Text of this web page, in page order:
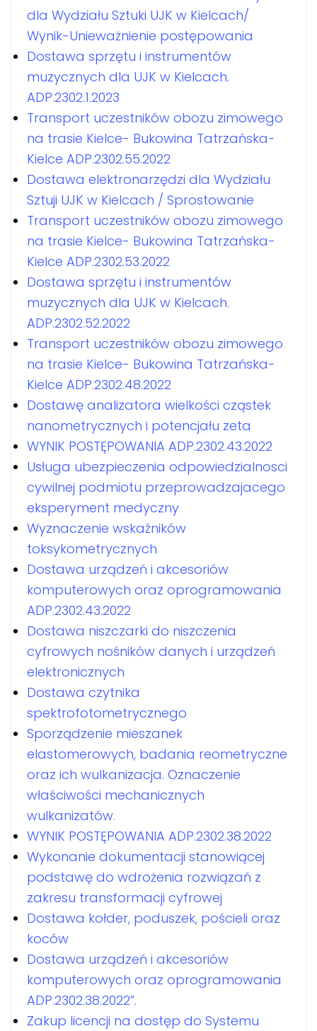
dla Wydziału Sztuki UJK w Kielcach/
Wynik-Unieważnienie postępowania
Dostawa sprzętu i instrumentów
muzycznych dla UJK w Kielcach.
ADP.2302.1.2023
Transport uczestników obozu zimowego
na trasie Kielce- Bukowina Tatrzańska-
Kielce ADP.2302.55.2022
Dostawa elektronarzędzi dla Wydziału
Sztuji UJK w Kielcach / Sprostowanie
Transport uczestników obozu zimowego
na trasie Kielce- Bukowina Tatrzańska-
Kielce ADP.2302.53.2022
Dostawa sprzętu i instrumentów
muzycznych dla UJK w Kielcach.
ADP.2302.52.2022
Transport uczestników obozu zimowego
na trasie Kielce- Bukowina Tatrzańska-
Kielce ADP.2302.48.2022
Dostawę analizatora wielkości cząstek
nanometrycznych i potencjału zeta
WYNIK POSTĘPOWANIA ADP.2302.43.2022
Usługa ubezpieczenia odpowiedzialnosci
cywilnej podmiotu przeprowadzajacego
eksperyment medyczny
Wyznaczenie wskaźników
toksykometrycznych
Dostawa urządzeń i akcesoriów
komputerowych oraz oprogramowania
ADP.2302.43.2022
Dostawa niszczarki do niszczenia
cyfrowych nośników danych i urządzeń
elektronicznych
Dostawa czytnika
spektrofotometrycznego
Sporządzenie mieszanek
elastomerowych, badania reometryczne
oraz ich wulkanizacja. Oznaczenie
właściwości mechanicznych
wulkanizatów.
WYNIK POSTĘPOWANIA ADP.2302.38.2022
Wykonanie dokumentacji stanowiącej
podstawę do wdrożenia rozwiązań z
zakresu transformacji cyfrowej
Dostawa kołder, poduszek, pościeli oraz
koców
Dostawa urządzeń i akcesoriów
komputerowych oraz oprogramowania
ADP.2302.38.2022”.
Zakup licencji na dostęp do Systemu